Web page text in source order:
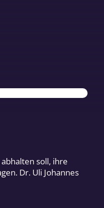
soll, ihre
Dr. Uli Johannes